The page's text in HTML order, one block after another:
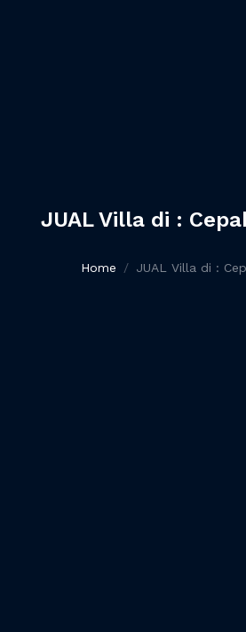
JUAL Villa di :
Home JUAL Villa di :